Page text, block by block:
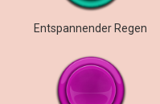
Entspannender Regen